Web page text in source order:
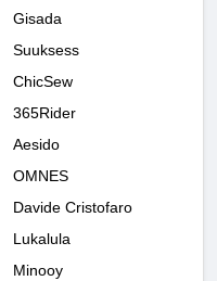
Gisada
Suuksess
ChicSew
365Rider
Aesido
OMNES
Davide Cristofaro
Lukalula
Minooy